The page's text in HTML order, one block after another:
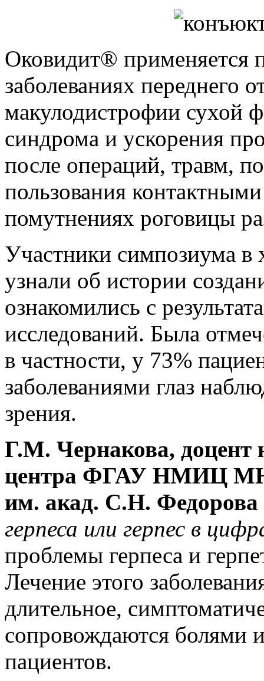
Оковидит® применяется
заболеваниях переднего
макулодистрофии сухой
синдрома и ускорения
после операций, травм,
пользования
помутнениях роговицы
Участники симпозиума
узнали об истории
ознакомились с
исследований. Была
в частности, у 73%
заболеваниями глаз
зрения.
Г.М. Чернакова, доцент
центра ФГАУ НМИЦ
им. акад. С.Н. Федорова
герпеса или герпес в
проблемы герпеса и
Лечение этого
длительное,
сопровождаются болями
пациентов.